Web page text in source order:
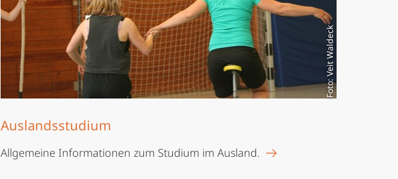
Foto: Veit Waldeck
Auslandsstudium
Allgemeine Informationen zum Studium im Ausland.